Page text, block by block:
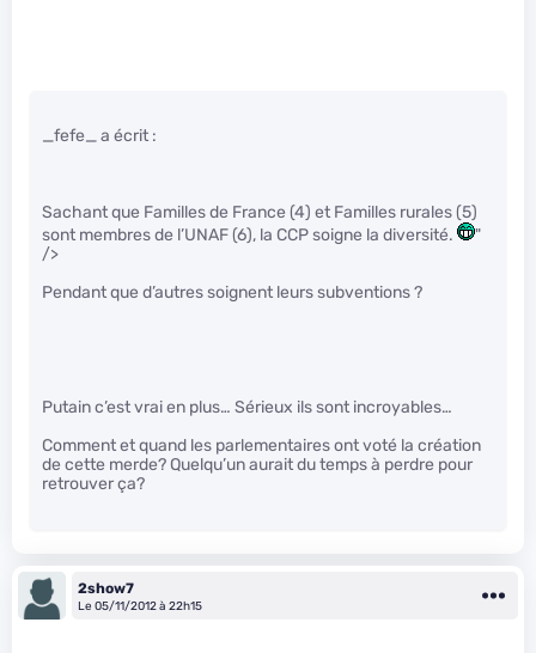
_fefe_ a écrit :
Sachant que Familles de France (4) et Familles rurales (5)
sont membres de l’UNAF (6), la CCP soigne la diversité.
"
/>
Pendant que d’autres soignent leurs subventions ?
Putain c’est vrai en plus… Sérieux ils sont incroyables…
Comment et quand les parlementaires ont voté la création
de cette merde? Quelqu’un aurait du temps à perdre pour
retrouver ça?
2show7
Le 05/11/2012 à 22h15